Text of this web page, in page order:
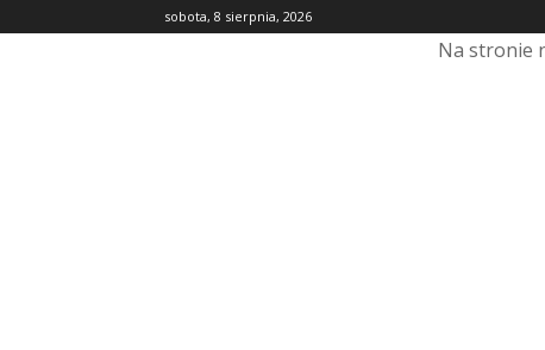
sobota, 8 sierpnia, 2026
Na stronie